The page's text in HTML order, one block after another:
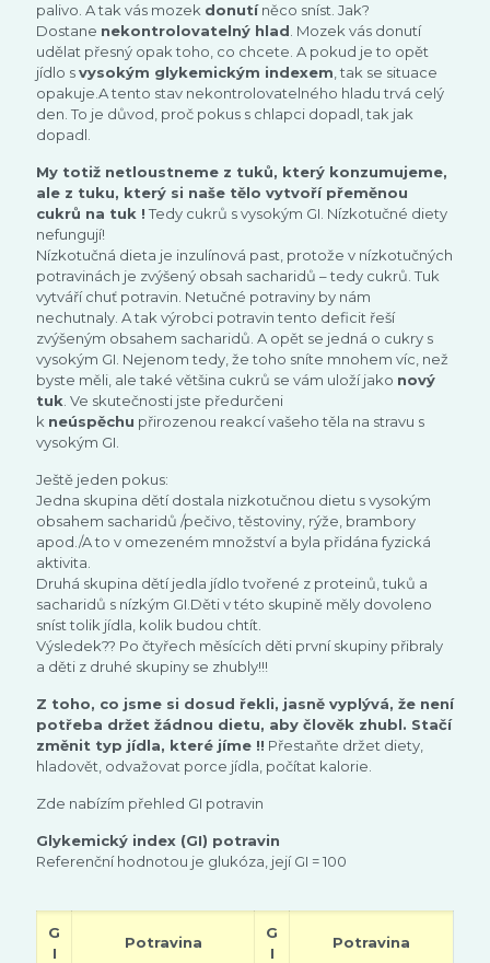
palivo. A tak vás mozek donutíněco sníst. Jak?
Dostane nekontrolovatelný hlad . Mozek vás donutí
udělat přesný opak toho, co chcete. A pokud je to opět
jídlo svysokým glykemickým indexem , tak se situace
opakuje.A tento stav nekontrolovatelného hladu trvá celý
den. To je důvod, proč pokus s chlapci dopadl, tak jak
dopadl.
My totiž netloustneme z tuků, který konzumujeme,
ale z tuku, který si naše tělo vytvoří přeměnou
cukrů na tuk ! Tedy cukrů s vysokým GI. Nízkotučné diety
nefungují!
Nízkotučná dieta je inzulínová past, protože v nízkotučných
potravinách je zvýšený obsah sacharidů – tedy cukrů. Tuk
vytváří chuť potravin. Netučné potraviny by nám
nechutnaly. A tak výrobci potravin tento deficit řeší
zvýšeným obsahem sacharidů. A opět se jedná o cukry s
vysokým GI. Nejenom tedy, že toho sníte mnohem víc, než
byste měli, ale také většina cukrů se vám uloží jako nový
tuk . Ve skutečnosti jste předurčeni
k neúspěchu přirozenou reakcí vašeho těla na stravu s
vysokým GI.
Ještě jeden pokus:
Jedna skupina dětí dostala nizkotučnou dietu s vysokým
obsahem sacharidů /pečivo, těstoviny, rýže, brambory
apod./A to v omezeném množství a byla přidána fyzická
aktivita.
Druhá skupina dětí jedla jídlo tvořené z proteinů, tuků a
sacharidů s nízkým GI.Děti v této skupině měly dovoleno
sníst tolik jídla, kolik budou chtít.
Výsledek?? Po čtyřech měsících děti první skupiny přibraly
a děti z druhé skupiny se zhubly!!!
Z toho, co jsme si dosud řekli, jasně vyplývá, že není
potřeba držet žádnou dietu, aby člověk zhubl. Stačí
změnit typ jídla, které jíme !! Přestaňte držet diety,
hladovět, odvažovat porce jídla, počítat kalorie.
Zde nabízím přehled GI potravin
Glykemický index (GI) potravin
Referenční hodnotou je glukóza, její GI = 100
G
I
Potravina
G
I
Potravina